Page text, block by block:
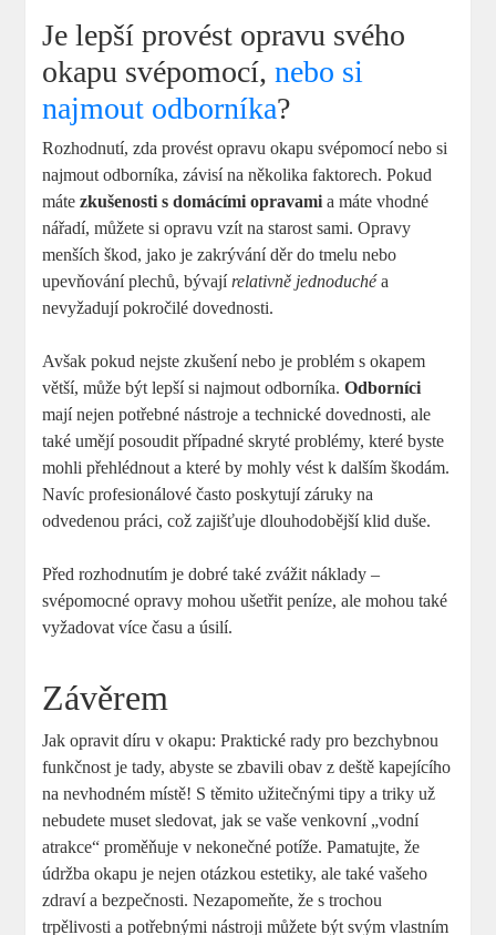
Je lepší provést opravu svého
okapu svépomocí,nebo si
najmout odborníka?
Rozhodnutí, zda provést opravu okapu svépomocí nebo si
najmout odborníka, závisí na několika faktorech. Pokud
mátezkušenosti s domácími opravami a máte vhodné
nářadí, můžete si opravu vzít na starost sami. Opravy
menších škod, jako je zakrývání děr do tmelu nebo
upevňování plechů, bývají relativně jednoduchéa
nevyžadují pokročilé dovednosti.
Avšak pokud nejste zkušení nebo je problém s okapem
větší, může být lepší si najmout odborníka.Odborníci
mají nejen potřebné nástroje a technické dovednosti, ale
také umějí posoudit případné skryté problémy, které byste
mohli přehlédnout a které by mohly vést k dalším škodám.
Navíc profesionálové často poskytují záruky na
odvedenou práci, což zajišťuje dlouhodobější klid duše.
Před rozhodnutím je dobré také zvážit náklady –
svépomocné opravy mohou ušetřit peníze, ale mohou také
vyžadovat více času a úsilí.
Závěrem
Jak opravit díru v okapu: Praktické rady pro bezchybnou
funkčnost je tady, abyste se zbavili obav z deště kapejícího
na nevhodném místě! S těmito užitečnými tipy a triky už
nebudete muset sledovat, jak se vaše venkovní „vodní
atrakce“ proměňuje v nekonečné potíže. Pamatujte, že
údržba okapu je nejen otázkou estetiky, ale také vašeho
zdraví a bezpečnosti. Nezapomeňte, že s trochou
trpělivosti a potřebnými nástroji můžete být svým vlastním